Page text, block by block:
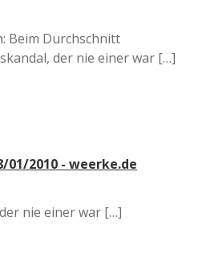
Beim Durchschnitt
der nie einer war […]
01/2010 - weerke.de
nie einer war […]